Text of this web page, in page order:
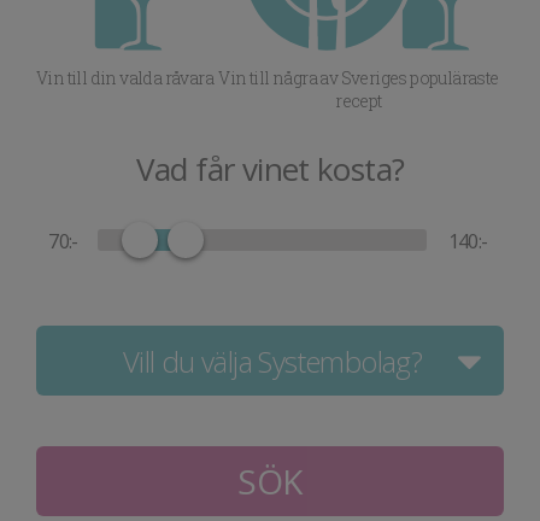
Vin till din valda råvara Vin till några av Sveriges populäraste
recept
Vad får vinet kosta?
:- :-
Vill du välja Systembolag?
SÖK